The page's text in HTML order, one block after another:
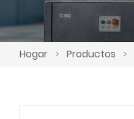
Hogar > Productos >